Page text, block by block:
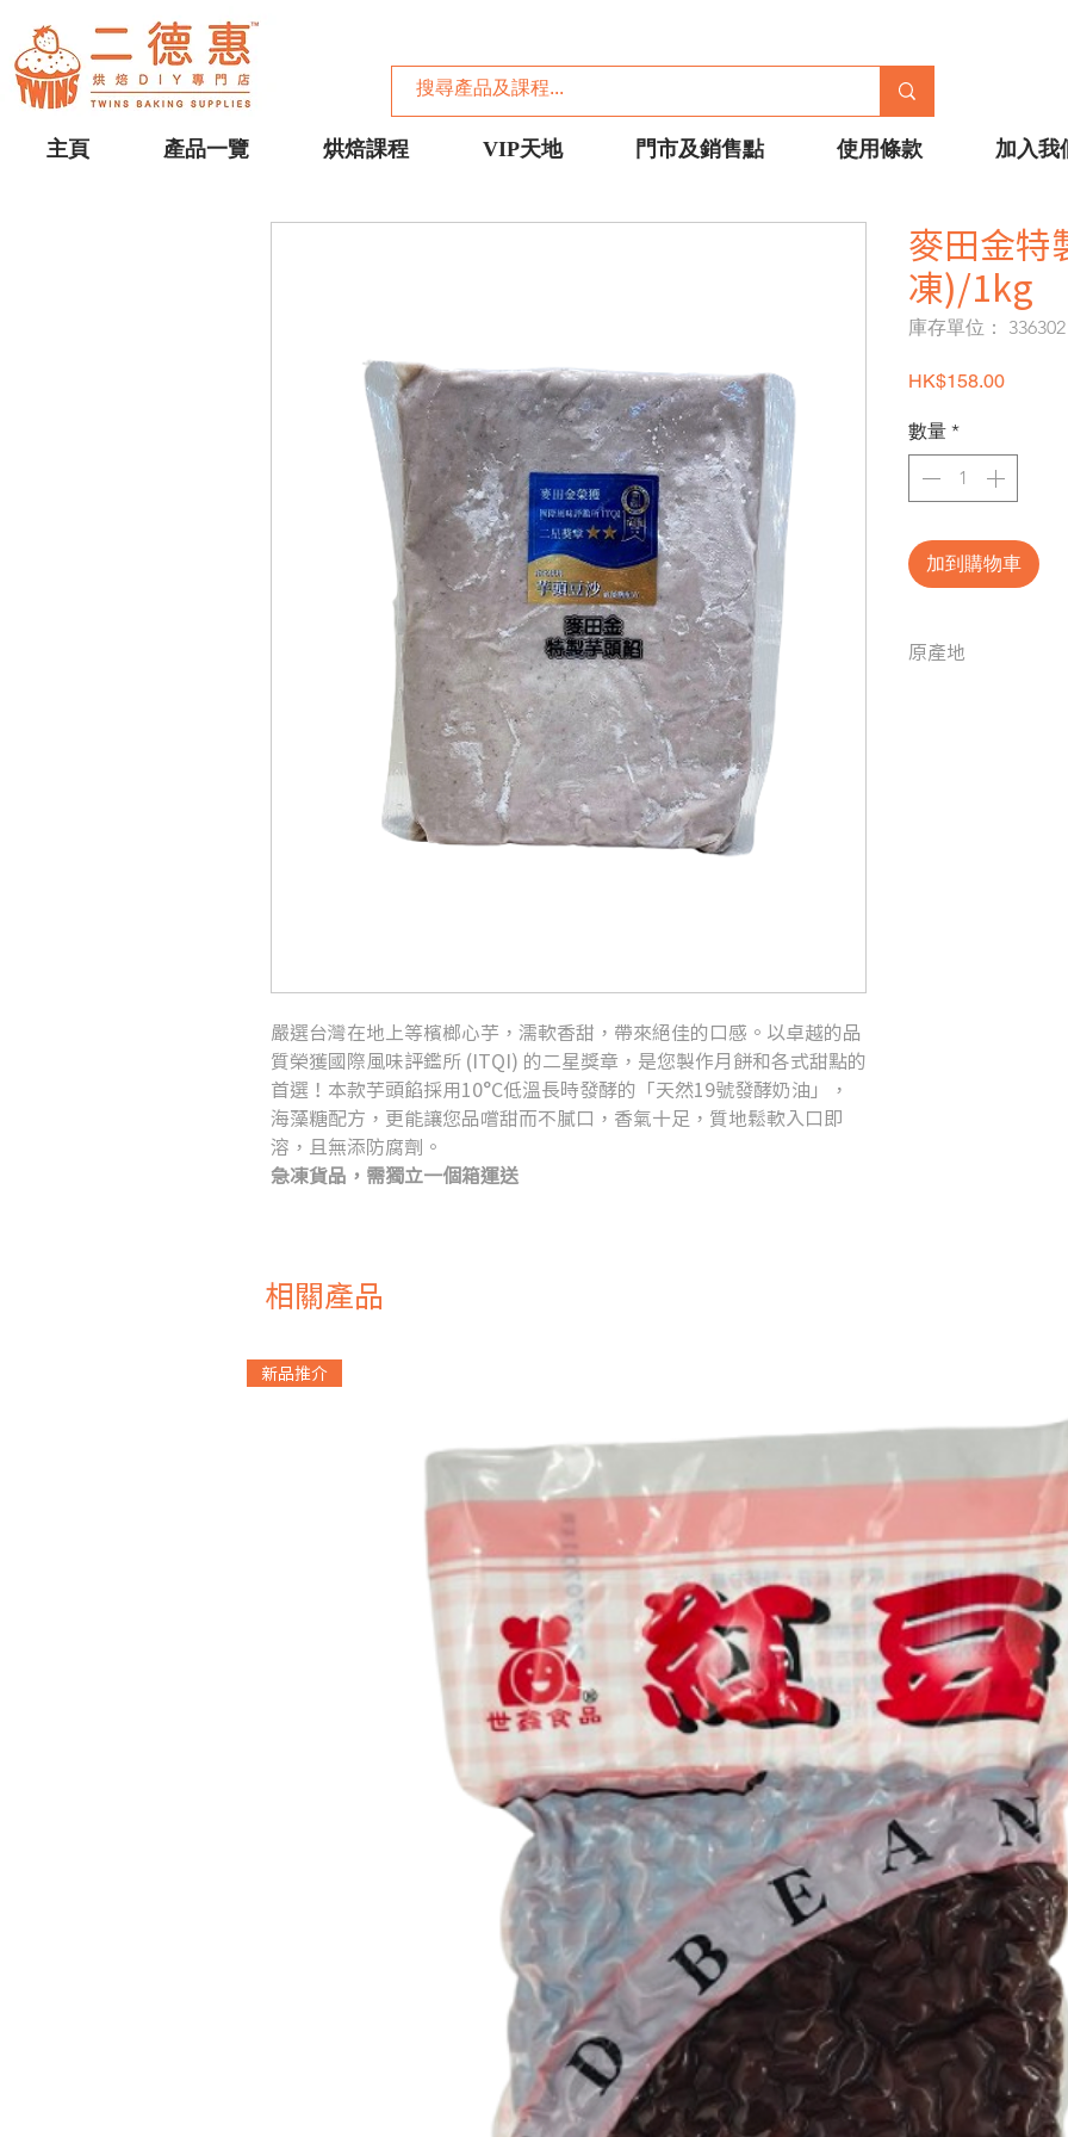
主頁 產品一覽 烘焙課程 VIP天地 門市及銷售點 使用條款 加入我
嚴選台灣在地上等檳榔心芋，濡軟香甜，帶來絕佳的口感。以卓越的品
質榮獲國際風味評鑑所 (ITQI) 的二星獎章，是您製作月餅和各式甜點的
首選！本款芋頭餡採用10°C低溫長時發酵的「天然19號發酵奶油」，
海藻糖配方，更能讓您品嚐甜而不膩口，香氣十足，質地鬆軟入口即
溶，且無添防腐劑。
急凍貨品，需獨立一個箱運送
麥田金特
凍)/1kg
庫存單位： 336302
HK$158.00價格
數量 *
加到購物車
原產地
相關產品
新品推介